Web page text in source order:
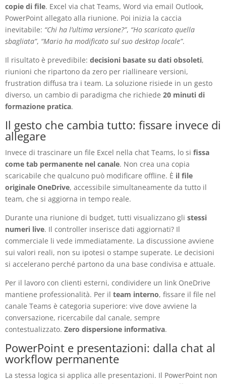
copie di file. Excel via chat Teams, Word via email Outlook,
PowerPoint allegato alla riunione. Poi inizia la caccia
inevitabile: “Chi ha l’ultima versione?”, “Ho scaricato quella
sbagliata”, “Mario ha modificato sul suo desktop locale”.
Il risultato è prevedibile: decisioni basate su dati obsoleti,
riunioni che ripartono da zero per riallineare versioni,
frustration diffusa tra i team. La soluzione risiede in un gesto
diverso, un cambio di paradigma che richiede 20 minuti di
formazione pratica.
Il gesto che cambia tutto: fissare invece di
allegare
Invece di trascinare un file Excel nella chat Teams, lo si fissa
come tab permanente nel canale. Non crea una copia
scaricabile che qualcuno può modificare offline. È il file
originale OneDrive, accessibile simultaneamente da tutto il
team, che si aggiorna in tempo reale.
Durante una riunione di budget, tutti visualizzano gli stessi
numeri live. Il controller inserisce dati aggiornati? Il
commerciale li vede immediatamente. La discussione avviene
sui valori reali, non su ipotesi o stampe superate. Le decisioni
si accelerano perché partono da una base condivisa e attuale.
Per il lavoro con clienti esterni, condividere un link OneDrive
mantiene professionalità. Per il team interno, fissare il file nel
canale Teams è categoria superiore: vive dove avviene la
conversazione, ricercabile dal canale, sempre
contestualizzato. Zero dispersione informativa.
PowerPoint e presentazioni: dalla chat al
workflow permanente
La stessa logica si applica alle presentazioni. Il PowerPoint non